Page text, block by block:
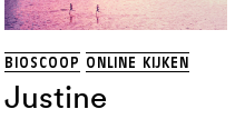
BIOSCOOP ONLINE KIJKEN
Justine